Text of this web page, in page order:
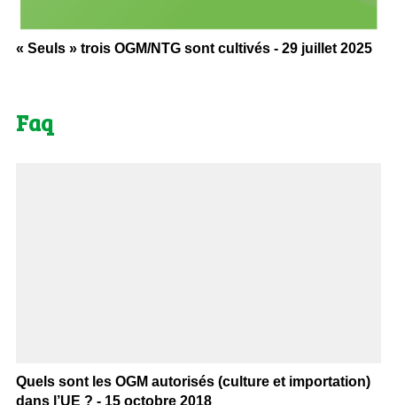
« Seuls » trois OGM/NTG sont cultivés - 29 juillet 2025
Faq
Quels sont les OGM autorisés (culture et importation)
dans l’UE ? - 15 octobre 2018